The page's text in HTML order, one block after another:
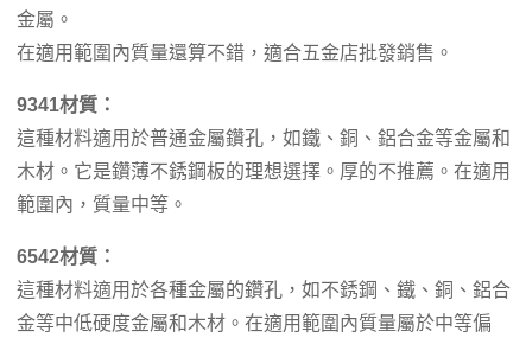
金屬。
在適用範圍內質量還算不錯，適合五金店批發銷售。
9341材質：
這種材料適用於普通金屬鑽孔，如鐵、銅、鋁合金等金屬和
木材。它是鑽薄不銹鋼板的理想選擇。厚的不推薦。在適用
範圍內，質量中等。
6542材質：
這種材料適用於各種金屬的鑽孔，如不銹鋼、鐵、銅、鋁合
金等中低硬度金屬和木材。在適用範圍內質量屬於中等偏